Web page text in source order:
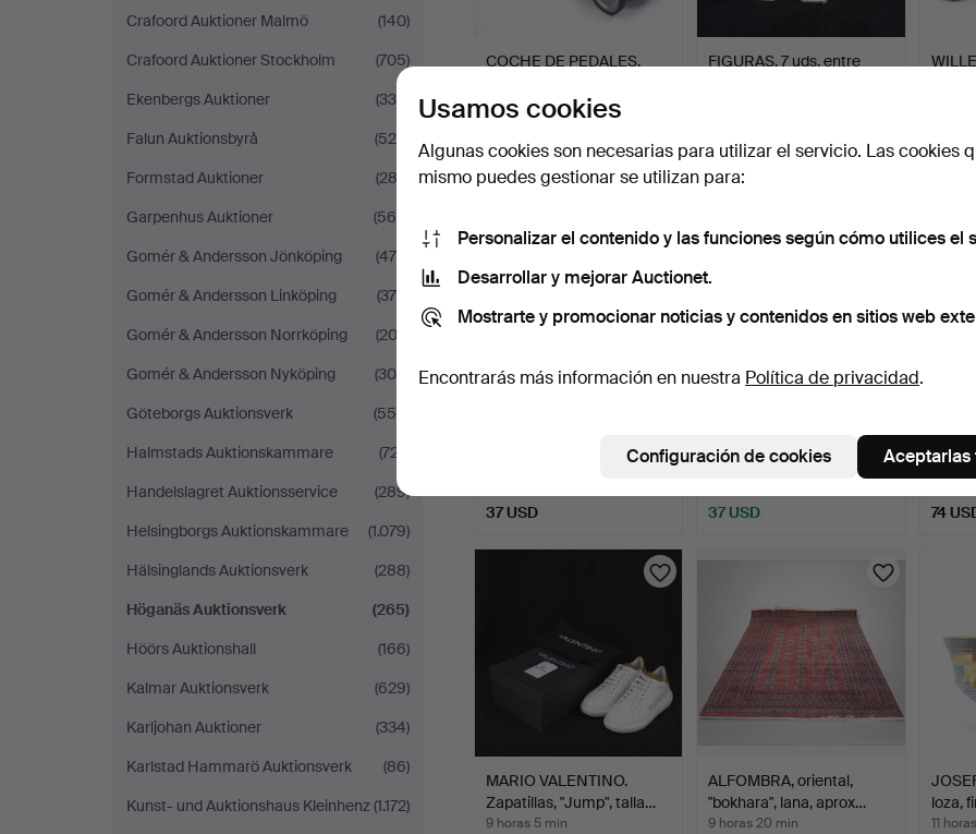
Crafoord Auktioner Malmö
(140)
Crafoord Auktioner Stockholm
(705)
Ekenbergs Auktioner
(334)
Falun Auktionsbyrå
(525)
Formstad Auktioner
(282)
Garpenhus Auktioner
(560)
Gomér & Andersson Jönköping
(476)
Gomér & Andersson Linköping
(376)
Gomér & Andersson Norrköping
(203)
Gomér & Andersson Nyköping
(305)
Göteborgs Auktionsverk
(554)
Halmstads Auktionskammare
(727)
Handelslagret Auktionsservice
(289)
Helsingborgs Auktionskammare
(1.079)
Hälsinglands Auktionsverk
(288)
Höganäs Auktionsverk
(265)
Höörs Auktionshall
(166)
Kalmar Auktionsverk
(629)
Karljohan Auktioner
(334)
Karlstad Hammarö Auktionsverk
(86)
Kunst- und Auktionshaus Kleinhenz(1.172)
COCHE DE PEDALES,
7 horas 15 min
32 USD
FIGURAS, 7 uds. entre
74 USD
y
85
37 USD
8 horas 8 min
37 USD
8
74
MARIO VALENTINO.
Zapatillas, "Jump", talla…
9 horas 5 min
ALFOMBRA, oriental,
"bokhara", lana, aprox…
9 horas 20 min
loza,
11 horas
Usamos cookies
Algunas cookies son necesarias para utilizar el servicio. Las cookies
mismo puedes gestionar se utilizan para:
Personalizar el contenido y las funciones según cómo utilices el
Desarrollar y mejorar Auctionet.
Mostrarte y promocionar noticias y contenidos en sitios web
Encontrarás más información en nuestra Política de privacidad.
Configuración de cookies Aceptarlas